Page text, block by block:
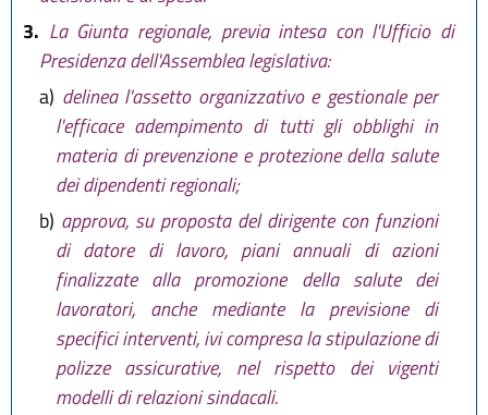
3. La Giunta regionale, previa intesa con l'Ufficio di
Presidenza dell'Assemblea legislativa:
a) delinea l'assetto organizzativo e gestionale per
l'efficace adempimento di tutti gli obblighi in
materia di prevenzione e protezione della salute
dei dipendenti regionali;
b) approva, su proposta del dirigente con funzioni
di datore di lavoro, piani annuali di azioni
finalizzate alla promozione della salute dei
lavoratori, anche mediante la previsione di
specifici interventi, ivi compresa la stipulazione di
polizze assicurative, nel rispetto dei vigenti
modelli di relazioni sindacali.